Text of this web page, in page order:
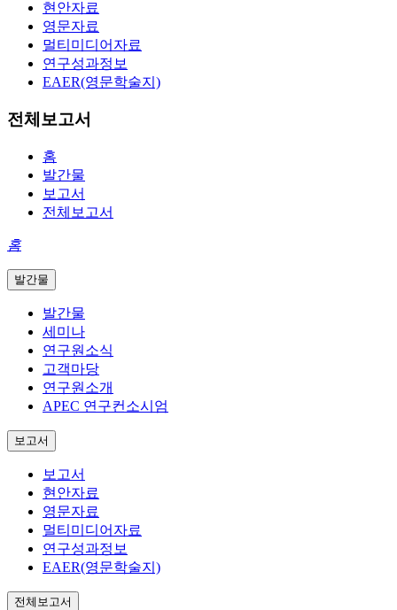
현안자료
영문자료
멀티미디어자료
연구성과정보
EAER(영문학술지)
전체보고서
홈
발간물
보고서
전체보고서
홈
발간물
발간물
세미나
연구원소식
고객마당
연구원소개
APEC 연구컨소시엄
보고서
보고서
현안자료
영문자료
멀티미디어자료
연구성과정보
EAER(영문학술지)
전체보고서